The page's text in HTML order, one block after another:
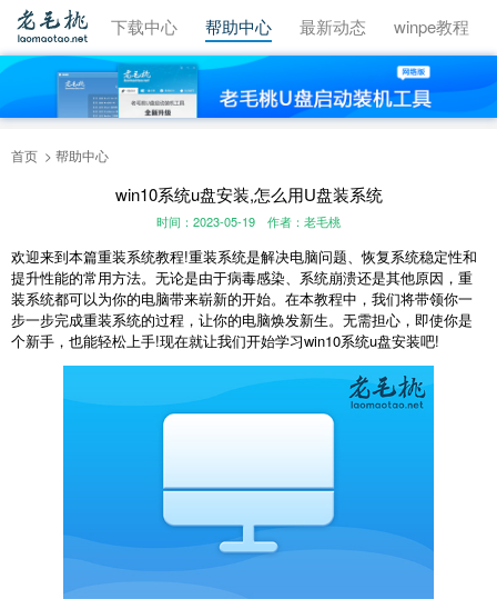
视频教程 下载中心 帮助中心 最新动态 winpe教程
首页 帮助中心
win10系统u盘安装,怎么用U盘装系统
时间：2023-05-19 作者：老毛桃
欢迎来到本篇重装系统教程!重装系统是解决电脑问题、恢复系统稳定性和
提升性能的常用方法。无论是由于病毒感染、系统崩溃还是其他原因，重
装系统都可以为你的电脑带来崭新的开始。在本教程中，我们将带领你一
步一步完成重装系统的过程，让你的电脑焕发新生。无需担心，即使你是
个新手，也能轻松上手!现在就让我们开始学习win10系统u盘安装吧!